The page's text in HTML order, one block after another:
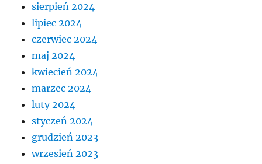
sierpień 2024
lipiec 2024
czerwiec 2024
maj 2024
kwiecień 2024
marzec 2024
luty 2024
styczeń 2024
grudzień 2023
wrzesień 2023